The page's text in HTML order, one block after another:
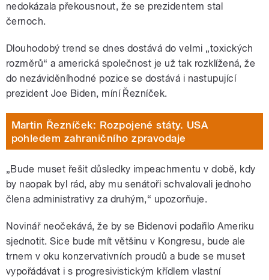
nedokázala překousnout, že se prezidentem stal
černoch.
Dlouhodobý trend se dnes dostává do velmi „toxických
rozměrů“ a americká společnost je už tak rozklížená, že
do nezáviděníhodné pozice se dostává i nastupující
prezident Joe Biden, míní Řezníček.
Martin Řezníček: Rozpojené státy. USA
pohledem zahraničního zpravodaje
„Bude muset řešit důsledky impeachmentu v době, kdy
by naopak byl rád, aby mu senátoři schvalovali jednoho
člena administrativy za druhým,“ upozorňuje.
Novinář neočekává, že by se Bidenovi podařilo Ameriku
sjednotit. Sice bude mít většinu v Kongresu, bude ale
trnem v oku konzervativních proudů a bude se muset
vypořádávat i s progresivistickým křídlem vlastní